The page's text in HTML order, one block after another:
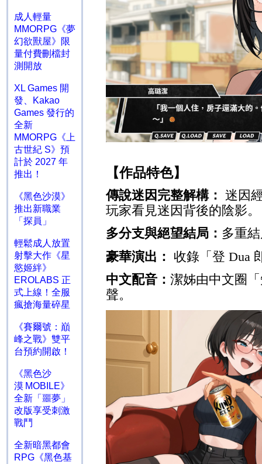
成人輕量
MMORPG《夢
幻欲獸屋》限
量付費刪檔封
測開放
XL Games 開
發、Kakao
Games 發行的
全新
MMORPG《上
古世紀 S》預
計於 2027 年
推出！
《黑色沙漠》
推出新職業
「探員」
輕鬆成人放置
射擊大作《星
慾姬絆》
EROLABS 正
式上線！全服
瘋搶海量碎星
《賽爾號：巔
峰之戰》雙平
台預約開啟！
《黑色沙
漠 MOBILE》
全新「噩夢」
改版享受刺激
戰鬥
全新暗黑都會
RPG《黑色基
【作品特色】
傳說迷因完整解構： 迷因
玩家看見迷因背後的陰影。
多分支與絕望結局： 多重
豪華演出： 收錄「登 Dua
中文配音： 潔姊由中文圈
聲。